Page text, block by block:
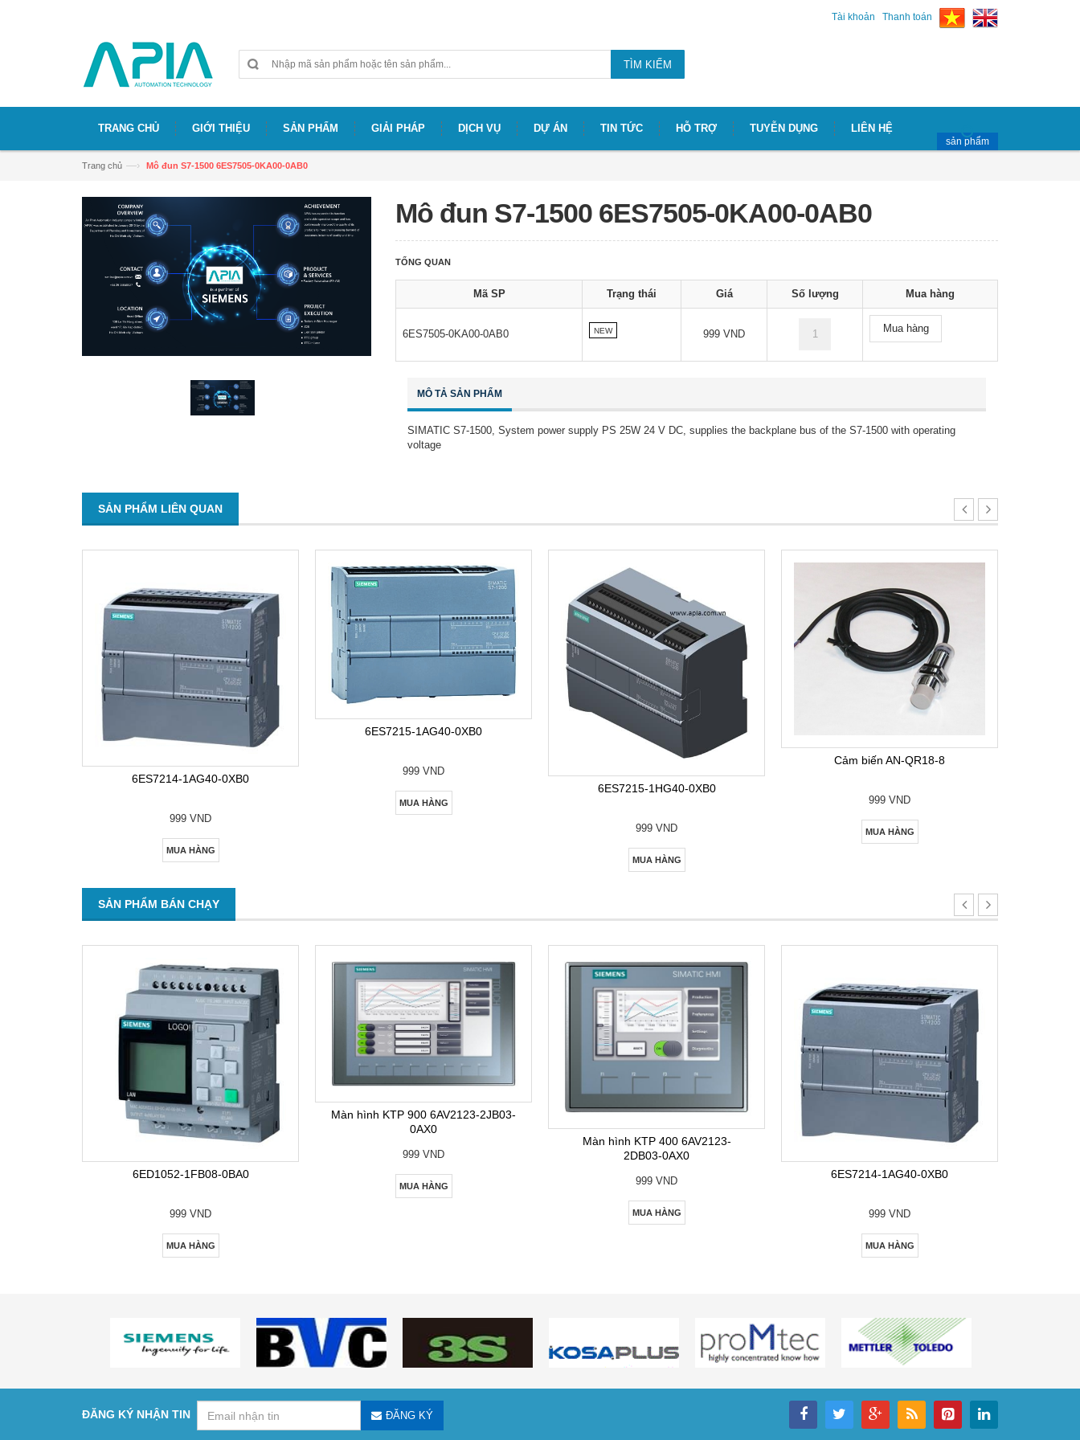
Tài khoản Thanh toán
TÌM KIẾM
TRANG CHỦ GIỚI THIỆU SẢN PHẨM GIẢI PHÁP DỊCH VỤ DỰ ÁN TIN TỨC HỖ TRỢ TUYỄN DỤNG LIÊN HỆ
sản phẩm
Trang chủ —› Mô đun S7-1500 6ES7505-0KA00-0AB0
Mô đun S7-1500 6ES7505-0KA00-0AB0
TỔNG QUAN
Mã SP Trạng thái Giá Số lượng Mua hàng
6ES7505-0KA00-0AB0 NEW 999 VND Mua hàng
MÔ TẢ SẢN PHẨM
SIMATIC S7-1500, System power supply PS 25W 24 V DC, supplies the backplane bus of the S7-1500 with operating
voltage
SẢN PHẨM LIÊN QUAN
6ES7214-1AG40-0XB0
999 VND
MUA HÀNG
6ES7215-1AG40-0XB0
999 VND
MUA HÀNG
6ES7215-1HG40-0XB0
999 VND
MUA HÀNG
Cảm biến AN-QR18-8
999 VND
MUA HÀNG
SẢN PHẨM BÁN CHẠY
6ED1052-1FB08-0BA0
999 VND
MUA HÀNG
Màn hình KTP 900 6AV2123-2JB03-
0AX0
999 VND
MUA HÀNG
Màn hình KTP 400 6AV2123-
2DB03-0AX0
999 VND
MUA HÀNG
6ES7214-1AG40-0XB0
999 VND
MUA HÀNG
ĐĂNG KÝ NHẬN TIN ĐĂNG KÝ